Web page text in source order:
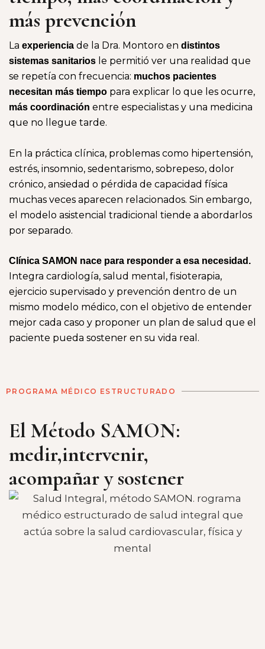
más prevención
La experiencia de la Dra. Montoro en distintos
sistemas sanitarios le permitió ver una realidad que
se repetía con frecuencia: muchos pacientes
necesitan más tiempo para explicar lo que les ocurre,
más coordinación entre especialistas y una medicina
que no llegue tarde.
En la práctica clínica, problemas como hipertensión,
estrés, insomnio, sedentarismo, sobrepeso, dolor
crónico, ansiedad o pérdida de capacidad física
muchas veces aparecen relacionados. Sin embargo,
el modelo asistencial tradicional tiende a abordarlos
por separado.
Clínica SAMON nace para responder a esa necesidad.
Integra cardiología, salud mental, fisioterapia,
ejercicio supervisado y prevención dentro de un
mismo modelo médico, con el objetivo de entender
mejor cada caso y proponer un plan de salud que el
paciente pueda sostener en su vida real.
PROGRAMA MÉDICO ESTRUCTURADO
El Método SAMON:
medir,intervenir,
acompañar y sostener